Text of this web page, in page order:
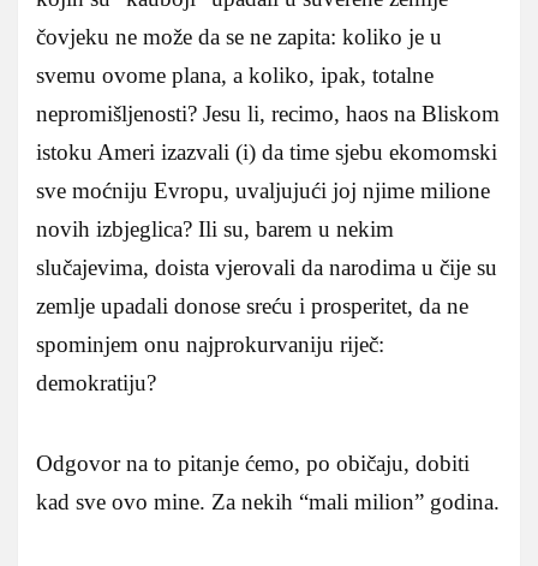
čovjeku ne može da se ne zapita: koliko je u
svemu ovome plana, a koliko, ipak, totalne
nepromišljenosti? Jesu li, recimo, haos na Bliskom
istoku Ameri izazvali (i) da time sjebu ekomomski
sve moćniju Evropu, uvaljujući joj njime milione
novih izbjeglica? Ili su, barem u nekim
slučajevima, doista vjerovali da narodima u čije su
zemlje upadali donose sreću i prosperitet, da ne
spominjem onu najprokurvaniju riječ:
demokratiju?
Odgovor na to pitanje ćemo, po običaju, dobiti
kad sve ovo mine. Za nekih “mali milion” godina.